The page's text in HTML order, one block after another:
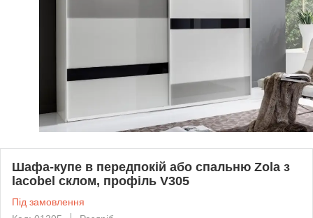
Шафа-купе в передпокій або спальню Zola з
lacobel склом, профіль V305
Під замовлення